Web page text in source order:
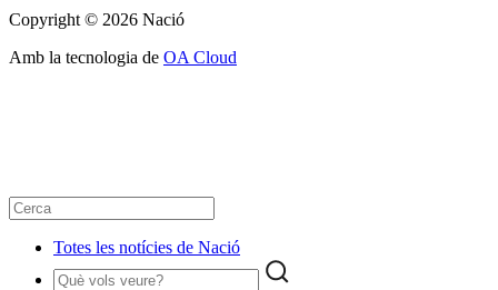
Copyright © 2026 Nació
Amb la tecnologia de OA Cloud
Totes les notícies de Nació